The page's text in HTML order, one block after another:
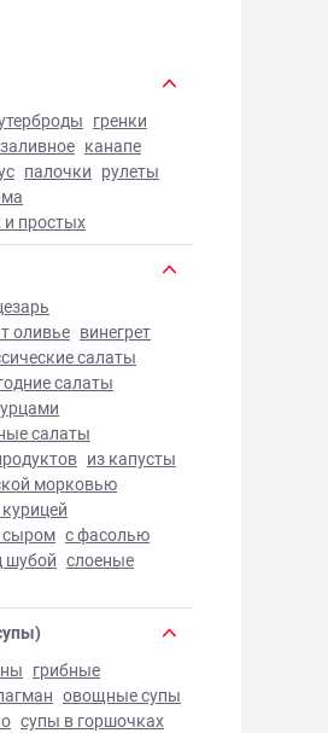
готового блюда
гренки
заливное канапе
палочки рулеты
простых
оливье винегрет
салаты
салаты
салаты
из капусты
морковью
курицей
сыром с фасолью
шубой слоеные
грибные
овощные супы
супы в горшочках